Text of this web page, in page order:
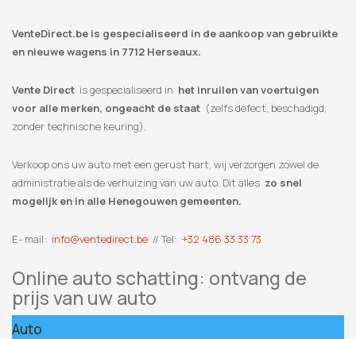
VenteDirect.be is gespecialiseerd in de aankoop van gebruikte
en nieuwe wagens in 7712 Herseaux.
Vente Direct is gespecialiseerd in het inruilen van voertuigen
voor alle merken, ongeacht de staat (zelfs defect, beschadigd,
zonder technische keuring).
Verkoop ons uw auto met een gerust hart, wij verzorgen zowel de
administratie als de verhuizing van uw auto. Dit alles zo snel
mogelijk en in alle Henegouwen gemeenten.
E- mail: info@ventedirect.be // Tel: +32 486 33 33 73
Online auto schatting: ontvang de
prijs van uw auto
Auto